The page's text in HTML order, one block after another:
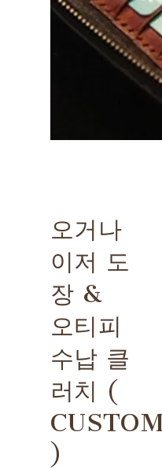
오거나
이저 도
장 &
오티피
수납 클
러치 (
)